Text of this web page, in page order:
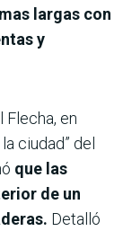
largas con
y
Flecha, en
ciudad” del
que las
de un
Detalló